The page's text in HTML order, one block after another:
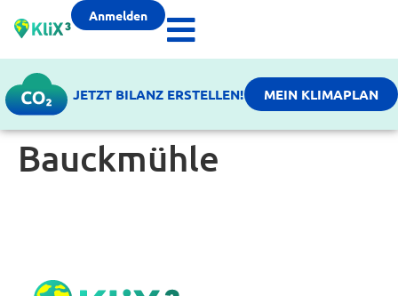
Anmelden
JETZT BILANZ ERSTELLEN! MEIN KLIMAPLAN
Bauckmühle